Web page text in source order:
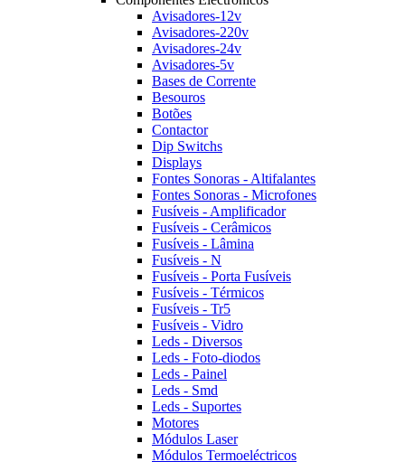
Avisadores-12v
Avisadores-220v
Avisadores-24v
Avisadores-5v
Bases de Corrente
Besouros
Botões
Contactor
Dip Switchs
Displays
Fontes Sonoras - Altifalantes
Fontes Sonoras - Microfones
Fusíveis - Amplificador
Fusíveis - Cerâmicos
Fusíveis - Lâmina
Fusíveis - N
Fusíveis - Porta Fusíveis
Fusíveis - Térmicos
Fusíveis - Tr5
Fusíveis - Vidro
Leds - Diversos
Leds - Foto-diodos
Leds - Painel
Leds - Smd
Leds - Suportes
Motores
Módulos Laser
Módulos Termoeléctricos